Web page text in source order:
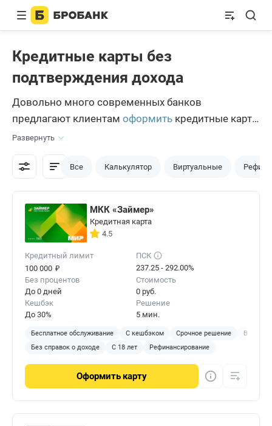
Кредитные карты без
подтверждения дохода
Довольно много современных банков
предлагают клиентам оформить кредитные карты
без подтверждения дохода. Причина: в
современном мире очень много граждан
работают неофициально. Также это необходимо
минимальный доход.
Развернуть
Все Калькулятор Виртуальные
МКК «Займер»
Кредитная карта
4.5
Кредитный лимит
100 000 ₽
ПСК
237.25 - 292.00%
Без процентов
До 0 дней
Стоимость
0 руб.
Кешбэк
До 30%
Решение
5 мин.
Бесплатное обслуживание С кешбэком Срочное решение
Без справок о доходе
С 18 лет Рефинансирование
Оформить карту